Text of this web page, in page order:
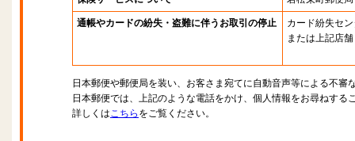
通帳やカードの紛失・盗難に伴うお取引の停止
カード紛失セ
または上記店舗
日本郵便や郵便局を装い、お客さま宛てに自動音声等による不審
日本郵便では、上記のような電話をかけ、個人情報をお尋ねする
詳しくはこちら をご覧ください。